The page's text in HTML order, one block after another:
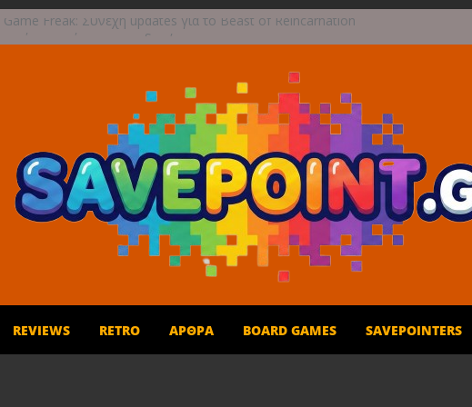
Game Freak: Συνεχή updates για το Beast of Reincarnation
μετά την ανάμεικτη υποδοχή
Διασχίστε τους ουρανούς με το Wild Blue Skies αυτό το
Διακοπές και παιχνίδι για όλη την οικογένεια!
Έρχεται 1η Σεπτεμβρίου το Crimson Moon
REVIEWS RETRO ΆΡΘΡΑ BOARD GAMES SAVEPOINTERS